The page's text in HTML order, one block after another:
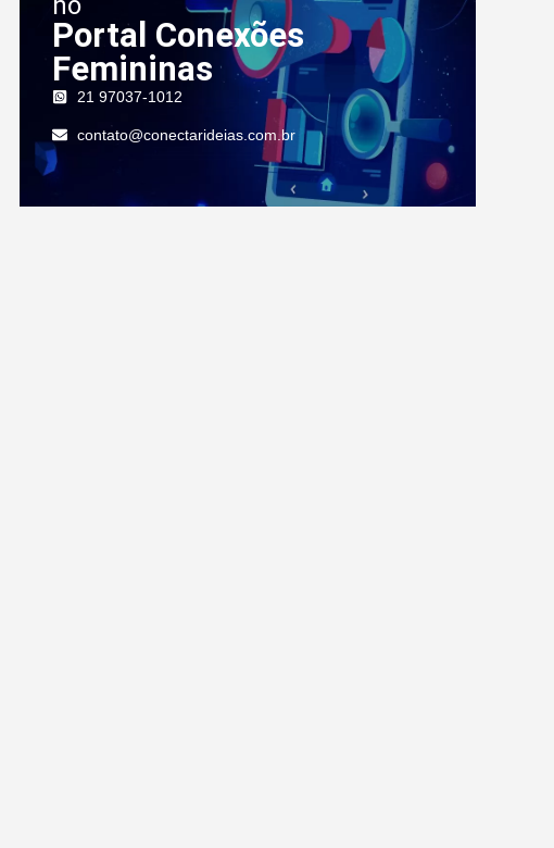
Portal Conexões
Femininas
21 97037-1012
contato@conectarideias.com.br